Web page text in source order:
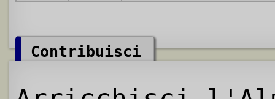
Contribuisci